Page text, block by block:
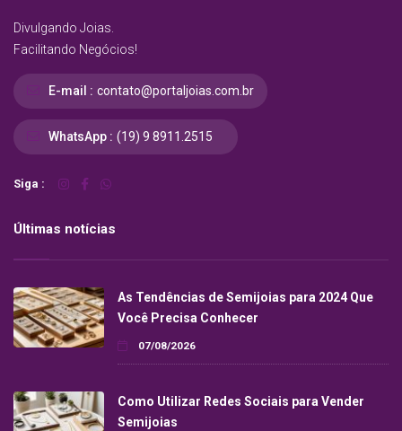
Divulgando Joias.
Facilitando Negócios!
E-mail : contato@portaljoias.com.br
WhatsApp : (19) 9 8911.2515
Siga :
Últimas notícias
As Tendências de Semijoias para 2024 Que
Você Precisa Conhecer
07/08/2026
Como Utilizar Redes Sociais para Vender
Semijoias